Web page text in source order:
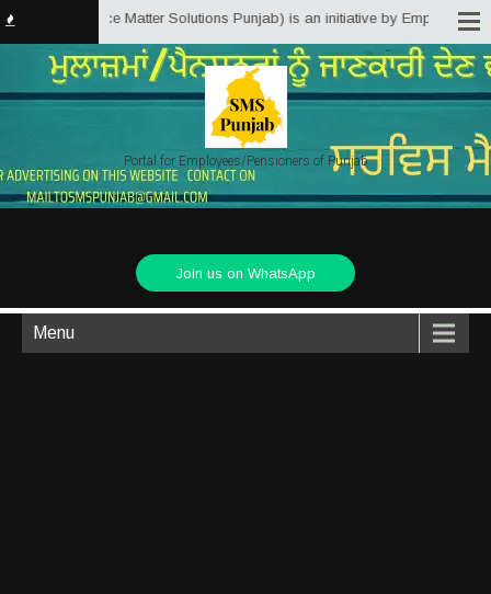
(Service Matter Solutions Punjab) is an initiative by Employees/
Portal for Employees/Pensioners of Punjab
Join us on WhatsApp
Menu